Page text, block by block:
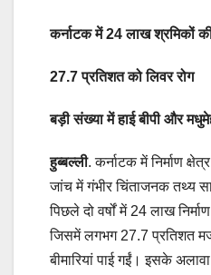
कर्नाटक में 24 लाख श्रमिकों
27.7 प्रतिशत को लिवर रोग
बड़ी संख्या में हाई बीपी और
हुब्बल्ली. कर्नाटक में निर्माण
जांच में गंभीर चिंताजनक तथ्य
पिछले दो वर्षों में 24 लाख
जिसमें लगभग 27.7 प्रतिशत
बीमारियां पाई गईं। इसके